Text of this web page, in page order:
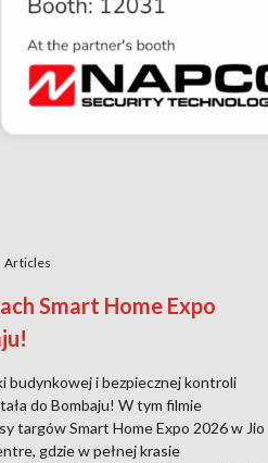
Articles
Smart Home Expo
budynkowej i bezpiecznej kontroli
do Bombaju! W tym filmie
targów Smart Home Expo 2026 w Jio
gdzie w pełnej krasie